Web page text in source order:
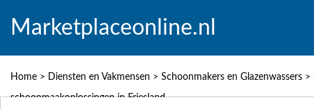
Marketplaceonline.nl
Home > Diensten en Vakmensen > Schoonmakers en Glazenwassers >
schoonmaakoplossingen in Friesland